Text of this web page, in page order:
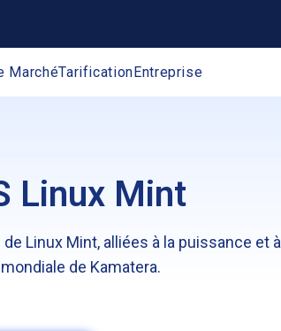
PME
MarchéTarificationEntreprise
Linux Mint
Linux Mint, alliées à la puissance et à
de Kamatera.